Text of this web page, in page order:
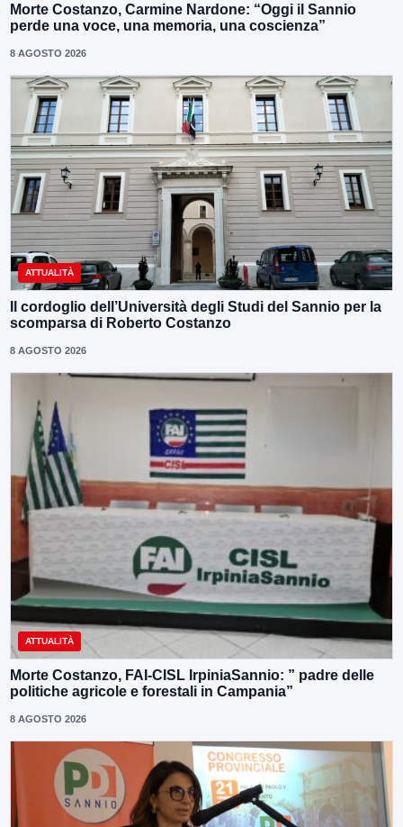
Morte Costanzo, Carmine Nardone: “Oggi il Sannio
perde una voce, una memoria, una coscienza”
8 AGOSTO 2026
ATTUALITÀ
Il cordoglio dell’Università degli Studi del Sannio per la
scomparsa di Roberto Costanzo
8 AGOSTO 2026
ATTUALITÀ
Morte Costanzo, FAI-CISL IrpiniaSannio: ” padre delle
politiche agricole e forestali in Campania”
8 AGOSTO 2026